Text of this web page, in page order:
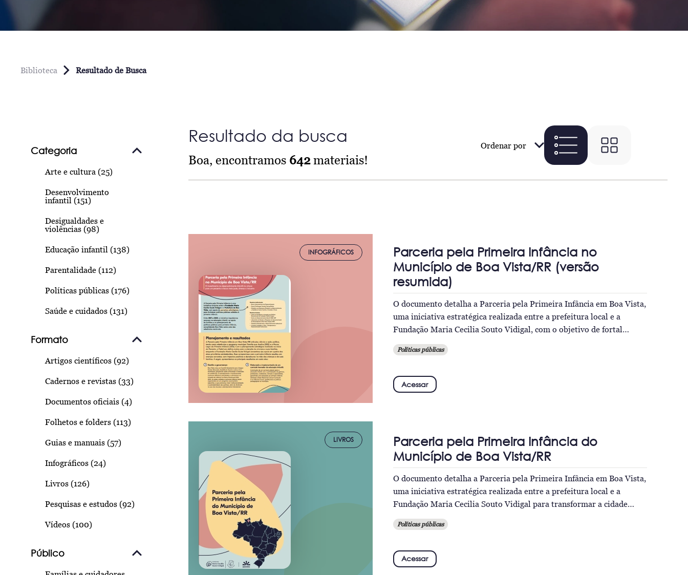
Biblioteca Resultado de Busca
Categoria
Arte e cultura (25)
Desenvolvimento
infantil (151)
Desigualdades e
violências (98)
Educação infantil (138)
Parentalidade (112)
Políticas públicas (176)
Saúde e cuidados (131)
Formato
Artigos científicos (92)
Cadernos e revistas (33)
Documentos oficiais (4)
Folhetos e folders (113)
Guias e manuais (57)
Infográficos (24)
Livros (126)
Pesquisas e estudos (92)
Vídeos (100)
Público
Resultado da busca
Boa, encontramos 642materiais!
Ordenar por
INFOGRÁFICOS
Parceria pela Primeira Infância no
Município de Boa Vista/RR (versão
resumida)
O documento detalha a Parceria pela Primeira Infância em Boa Vista,
uma iniciativa estratégica realizada entre a prefeitura local e a
Fundação Maria Cecilia Souto Vidigal, com o objetivo de fortal…
Políticas públicas
Acessar
LIVROS
Parceria pela Primeira Infância do
Município de Boa Vista/RR
O documento detalha a Parceria pela Primeira Infância em Boa Vista,
uma iniciativa estratégica realizada entre a prefeitura local e a
Fundação Maria Cecilia Souto Vidigal para transformar a cidade…
Políticas públicas
Acessar